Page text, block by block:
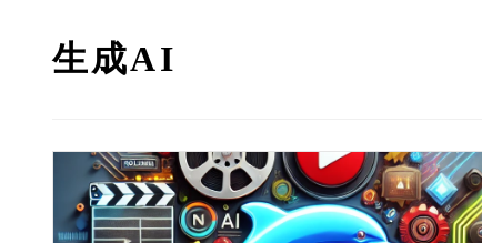
生成AI